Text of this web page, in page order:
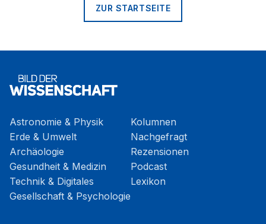
ZUR STARTSEITE
Astronomie & Physik
Erde & Umwelt
Archäologie
Gesundheit & Medizin
Technik & Digitales
Gesellschaft & Psychologie
Kolumnen
Nachgefragt
Rezensionen
Podcast
Lexikon